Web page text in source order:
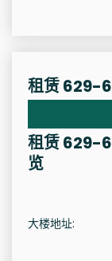
租赁 629-
租赁 629-
览
大楼地址: